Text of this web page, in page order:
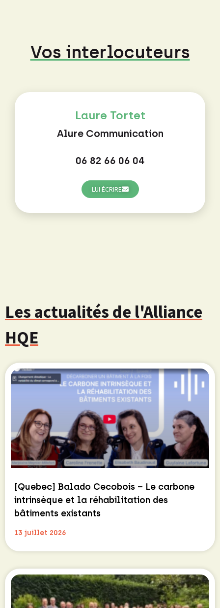
Vos interlocuteurs
Laure Tortet
Alure Communication
06 82 66 06 04
LUI ÉCRIRE
Les actualités de l'Alliance
HQE
[Quebec] Balado Cecobois – Le carbone
intrinsèque et la réhabilitation des
bâtiments existants
13 juillet 2026